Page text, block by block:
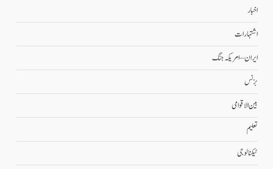
اخبار
اشتہارات
ایران – امریکہ جنگ
بزنس
بین الاقوامی
تعلیم
ٹیکنالوجی